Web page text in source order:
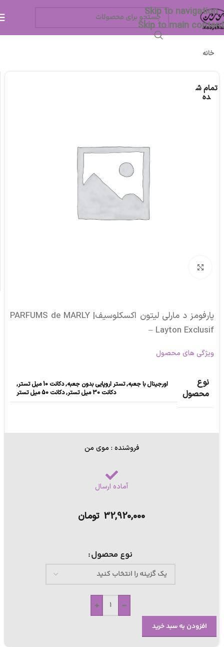
Skip to navigation
Skip to main content
خانه
تمام ش
ده
پارفومز د مارلی لیتون اکسکلوسیف| PARFUMS de MARLY
– Layton Exclusif
ویژگی های محصول
نوع
محصول
اورجینال با جعبه,تستر اروپایی بدون جعبه,دکانت 10 میل تستر
,
دکانت 30 میل تستر
,دکانت 50 میل تستر
فروشنده : موی من
آماده ارسال
32,920,000 تومان
نوع محصول
-
+
افزودن به سبد خرید